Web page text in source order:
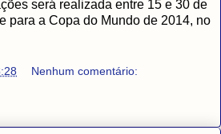
será realizada entre 15 e 30 de
para a Copa do Mundo de 2014, no
Nenhum comentário: